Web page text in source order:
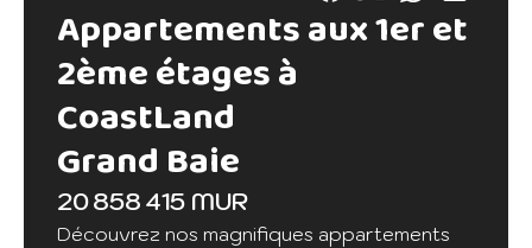
Appartements aux 1er et
2ème étages à
CoastLand
Grand Baie
20 858 415 MUR
Découvrez nos magnifiques appartements